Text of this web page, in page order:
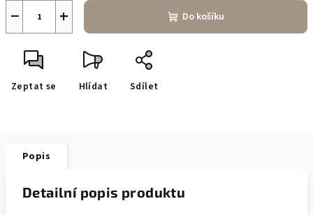
+
− Do košíku
Zeptat se Hlídat Sdílet
Popis
Detailní popis produktu